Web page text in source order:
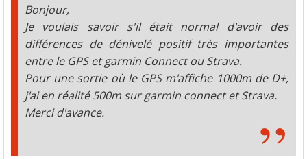
Bonjour,
Je voulais savoir s'il était normal d'avoir des
différences de dénivelé positif très importantes
entre le GPS et garmin Connect ou Strava.
Pour une sortie où le GPS m'affiche 1000m de D+,
j'ai en réalité 500m sur garmin connect et Strava.
Merci d'avance.